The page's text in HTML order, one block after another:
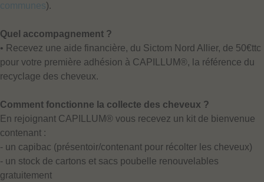
communes).
Quel accompagnement ?
• Recevez une aide financière, du Sictom Nord Allier, de 50€ttc
pour votre première adhésion à CAPILLUM®, la référence du
recyclage des cheveux.
Comment fonctionne la collecte des cheveux ?
En rejoignant CAPILLUM® vous recevez un kit de bienvenue
contenant :
- un capibac (présentoir/contenant pour récolter les cheveux)
- un stock de cartons et sacs poubelle renouvelables
gratuitement